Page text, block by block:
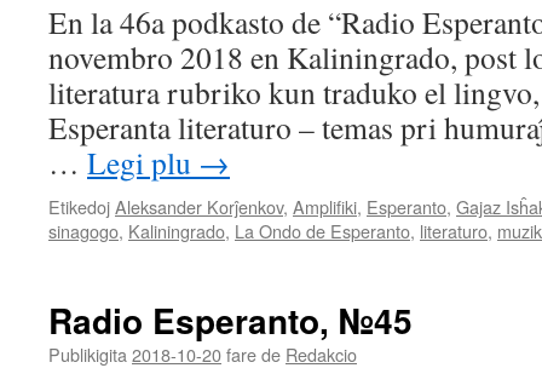
RSS FEED
LINK
EMBED
En la 46a podkasto de “Radio
novembro 2018 en Kaliningrado, post
literatura rubriko kun traduko el
Esperanta literaturo – temas pri
… Legi plu →
EtikedojAleksander Korĵenkov, Amplifiki, Esperanto, Gajaz
sinagogo, Kaliningrado, La Ondo de Esperanto, literaturo,
Radio Esperanto, №45
Publikigita 2018-10-20fare de Redakcio